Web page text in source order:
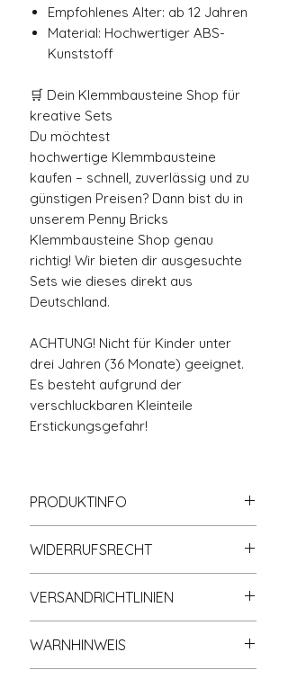
Empfohlenes Alter: ab 12 Jahren
Material: Hochwertiger ABS-
Kunststoff
🛒 Dein Klemmbausteine Shop für
kreative Sets
Du möchtest
hochwertige Klemmbausteine
kaufen – schnell, zuverlässig und zu
günstigen Preisen? Dann bist du in
unserem Penny Bricks
Klemmbausteine Shop genau
richtig! Wir bieten dir ausgesuchte
Sets wie dieses direkt aus
Deutschland.
ACHTUNG! Nicht für Kinder unter
drei Jahren (36 Monate) geeignet.
Es besteht aufgrund der
verschluckbaren Kleinteile
Erstickungsgefahr!
PRODUKTINFO
gängigen Klemmbaustein-
Systemen und Marken
📘 Einfache PDF-Anleitung
🚚 Schneller Versand aus
deutschem Klemmbausteine
WIDERRUFSRECHT
finden Sie in der gleichnamigen
Rubrik Widerrufsrecht (s.Shop-
Richtlinien).
VERSANDRICHTLINIEN
Zahlungseingang. Die
Bearbeitungszeit der Bestellung
WARNHINWEIS